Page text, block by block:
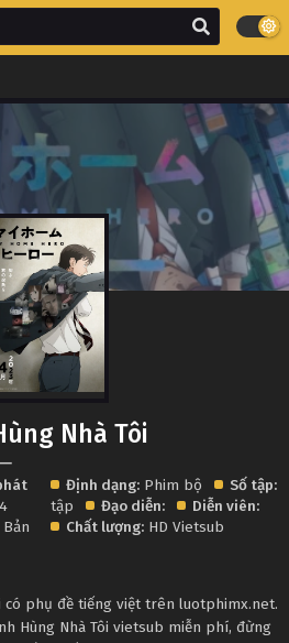
Nhà Tôi
Định dạng: Phim bộ Số tập:
tập
Đạo diễn:
Diễn viên:
Chất lượng: HD Vietsub
có phụ đề tiếng việt trên luotphimx.net.
Hùng Nhà Tôi vietsub miễn phí, đừng